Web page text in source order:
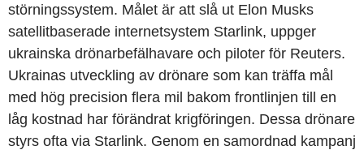
störningssystem. Målet är att slå ut Elon Musks
satellitbaserade internetsystem Starlink, uppger
ukrainska drönarbefälhavare och piloter för Reuters.
Ukrainas utveckling av drönare som kan träffa mål
med hög precision flera mil bakom frontlinjen till en
låg kostnad har förändrat krigföringen. Dessa drönare
styrs ofta via Starlink. Genom en samordnad kampanj